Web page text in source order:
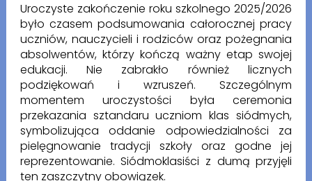
Uroczyste zakończenie roku szkolnego 2025/2026
było czasem podsumowania całorocznej pracy
uczniów, nauczycieli i rodziców oraz pożegnania
absolwentów, którzy kończą ważny etap swojej
edukacji. Nie zabrakło również licznych
podziękowań i wzruszeń. Szczególnym
momentem uroczystości była ceremonia
przekazania sztandaru uczniom klas siódmych,
symbolizująca oddanie odpowiedzialności za
pielęgnowanie tradycji szkoły oraz godne jej
reprezentowanie. Siódmoklasiści z dumą przyjęli
ten zaszczytny obowiązek.